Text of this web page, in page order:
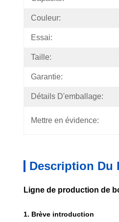
Couleur:
Essai:
Taille:
Garantie:
Détails D'emballage:
Mettre en évidence:
Description Du
Ligne de production de
1. Brève introduction